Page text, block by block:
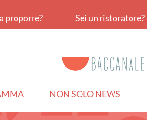
proporre? Sei un ristoratore?
NON SOLO NEWS